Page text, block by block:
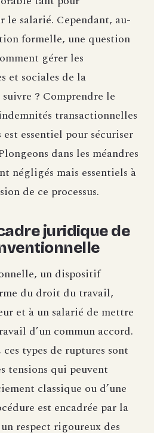
le salarié. Cependant, au-
formelle, une question
gérer les
et sociales de la
? Comprendre le
transactionnelles
essentiel pour sécuriser
dans les méandres
négligés mais essentiels à
de ce processus.
juridique de
un dispositif
du droit du travail,
et à un salarié de mettre
d’un commun accord.
types de ruptures sont
tensions qui peuvent
classique ou d’une
est encadrée par la
respect rigoureux des